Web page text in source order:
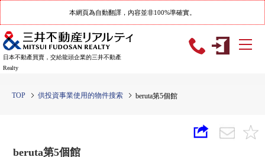
本網頁為自動翻譯，內容並非100%準確實。
日本不動產買賣，交給龍頭企業的三井不動產
Realty
TOP 供投資事業使用的物件搜索 beruta第5個館
beruta第5個館